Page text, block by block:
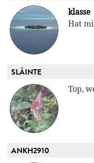
klasse
Hat
SLÀINTE
Top,
ANKH2910